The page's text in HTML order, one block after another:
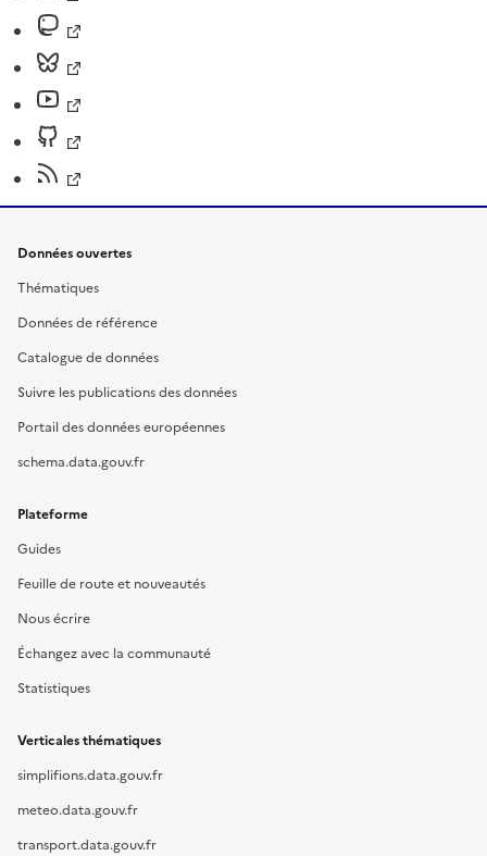
Données ouvertes
Thématiques
Données de référence
Catalogue de données
Suivre les publications des données
Portail des données européennes
schema.data.gouv.fr
Plateforme
Guides
Feuille de route et nouveautés
Nous écrire
Échangez avec la communauté
Statistiques
Verticales thématiques
simplifions.data.gouv.fr
meteo.data.gouv.fr
transport.data.gouv.fr